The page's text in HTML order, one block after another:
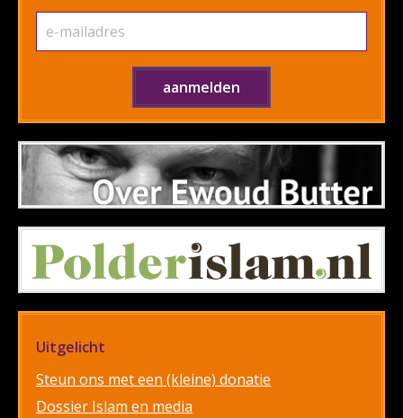
Uitgelicht
Steun ons met een (kleine) donatie
Dossier Islam en media